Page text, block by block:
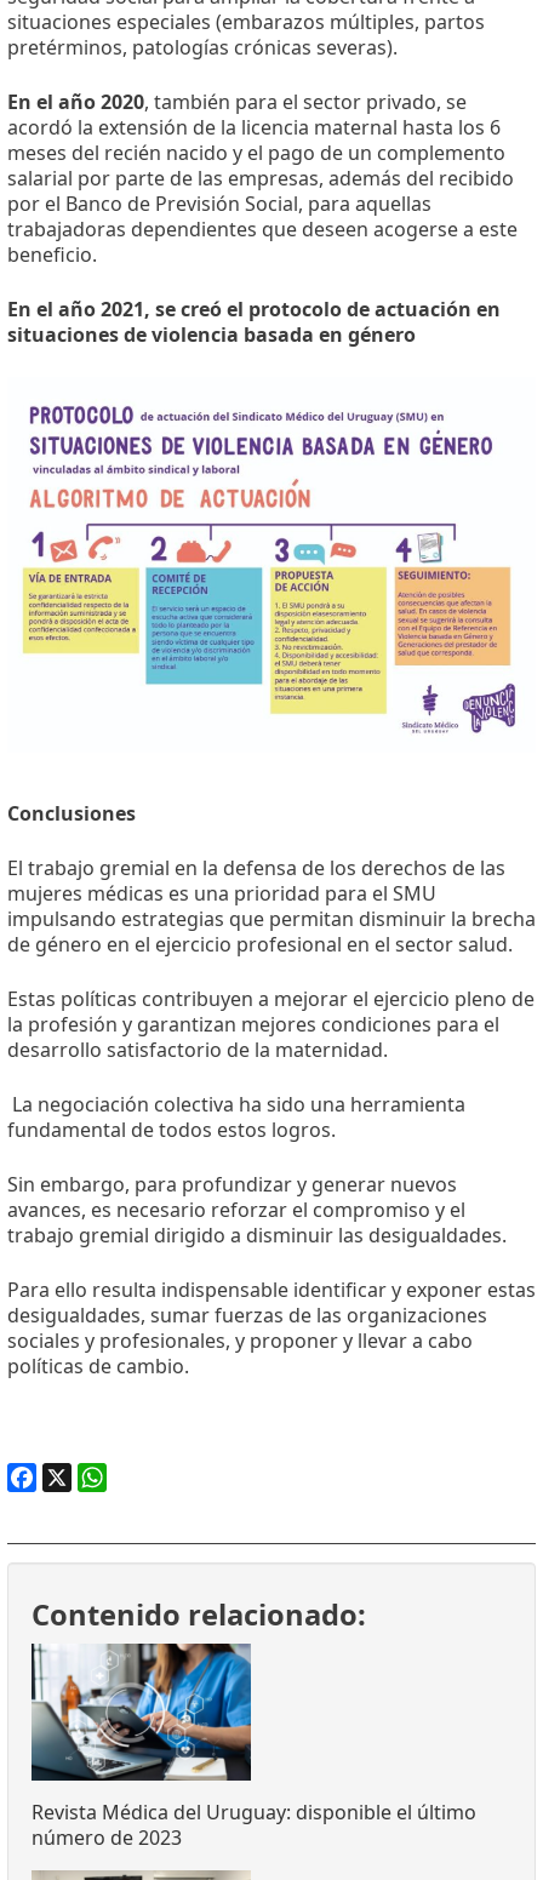
situaciones especiales (embarazos múltiples, partos
pretérminos, patologías crónicas severas).
En el año 2020, también para el sector privado, se
acordó la extensión de la licencia maternal hasta los 6
meses del recién nacido y el pago de un complemento
salarial por parte de las empresas, además del recibido
por el Banco de Previsión Social, para aquellas
trabajadoras dependientes que deseen acogerse a este
beneficio.
En el año 2021, se creó el protocolo de actuación en
situaciones de violencia basada en género
Conclusiones
El trabajo gremial en la defensa de los derechos de las
mujeres médicas es una prioridad para el SMU
impulsando estrategias que permitan disminuir la brecha
de género en el ejercicio profesional en el sector salud.
Estas políticas contribuyen a mejorar el ejercicio pleno de
la profesión y garantizan mejores condiciones para el
desarrollo satisfactorio de la maternidad.
La negociación colectiva ha sido una herramienta
fundamental de todos estos logros.
Sin embargo, para profundizar y generar nuevos
avances, es necesario reforzar el compromiso y el
trabajo gremial dirigido a disminuir las desigualdades.
Para ello resulta indispensable identificar y exponer estas
desigualdades, sumar fuerzas de las organizaciones
sociales y profesionales, y proponer y llevar a cabo
políticas de cambio.
Contenido relacionado:
Revista Médica del Uruguay: disponible el último
número de 2023